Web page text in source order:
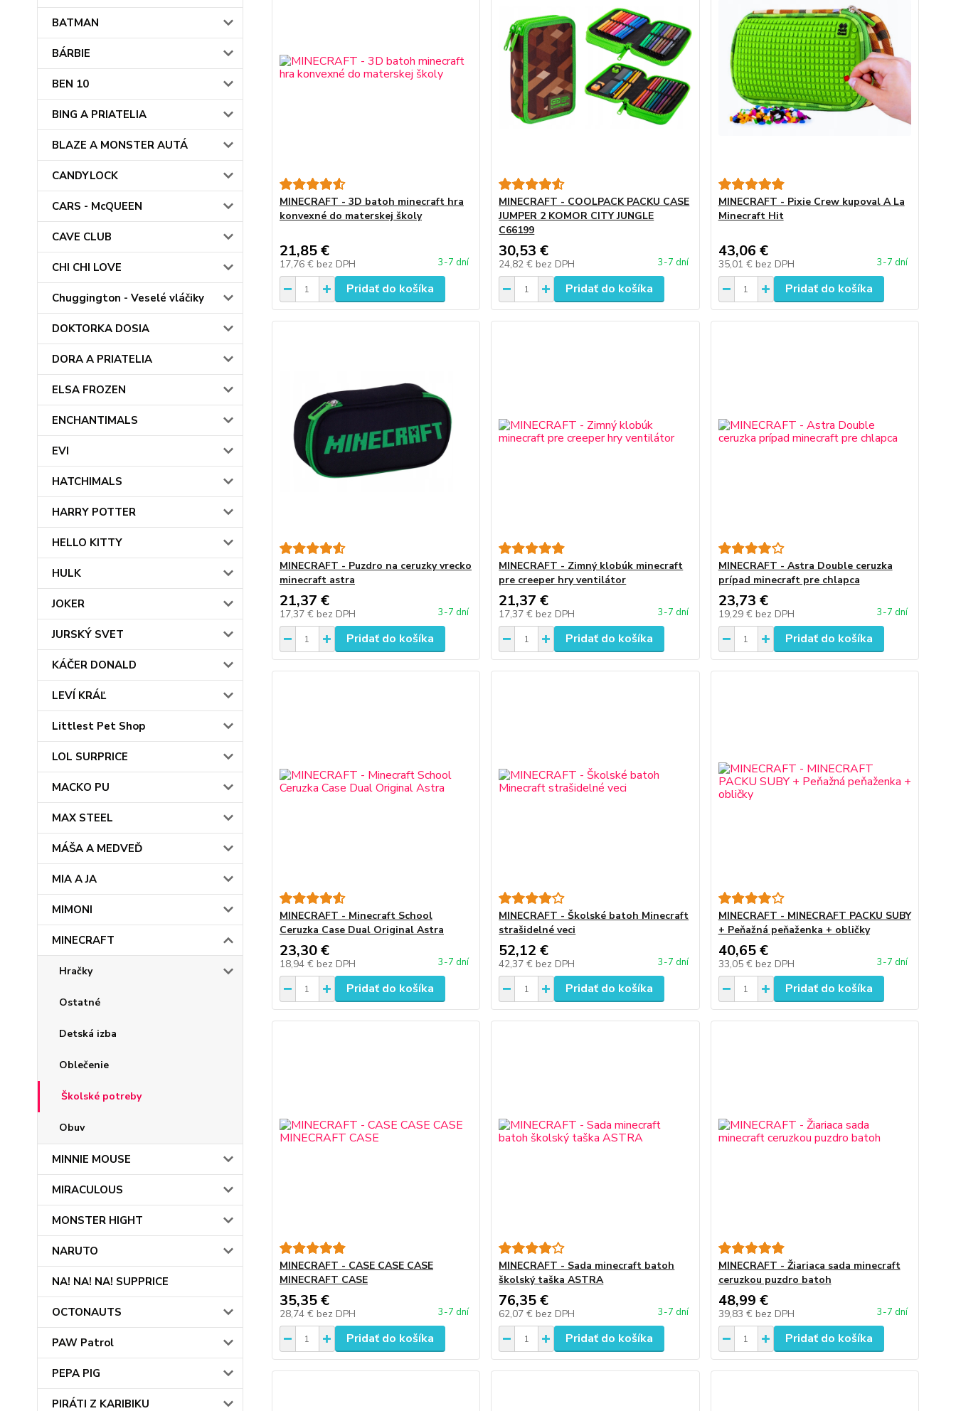
BATMAN
BÁRBIE
BEN 10
BING A PRIATELIA
BLAZE A MONSTER AUTÁ
CANDYLOCK
CARS - McQUEEN
CAVE CLUB
CHI CHI LOVE
Chuggington - Veselé vláčiky
DOKTORKA DOSIA
DORA A PRIATELIA
ELSA FROZEN
ENCHANTIMALS
EVI
HATCHIMALS
HARRY POTTER
HELLO KITTY
HULK
JOKER
JURSKÝ SVET
KÁČER DONALD
LEVÍ KRÁĽ
Littlest Pet Shop
LOL SURPRICE
MACKO PU
MAX STEEL
MÁŠA A MEDVEĎ
MIA A JA
MIMONI
MINECRAFT
Hračky
Ostatné
Detská izba
Oblečenie
Školské potreby
Obuv
MINNIE MOUSE
MIRACULOUS
MONSTER HIGHT
NARUTO
NA! NA! NA! SUPPRICE
OCTONAUTS
PAW Patrol
PEPA PIG
PIRÁTI Z KARIBIKU
MINECRAFT - 3D batoh minecraft hra
konvexné do materskej školy
21,85 €
17,76 € bez DPH 3-7 dní
Pridať do košíka
MINECRAFT - COOLPACK PACKU CASE
JUMPER 2 KOMOR CITY JUNGLE
C66199
30,53 €
24,82 € bez DPH 3-7 dní
Pridať do košíka
MINECRAFT - Pixie Crew kupoval A La
Minecraft Hit
43,06 €
35,01 € bez DPH 3-7 dní
Pridať do košíka
MINECRAFT - Puzdro na ceruzky vrecko
minecraft astra
21,37 €
17,37 € bez DPH 3-7 dní
Pridať do košíka
MINECRAFT - Zimný klobúk minecraft
pre creeper hry ventilátor
21,37 €
17,37 € bez DPH 3-7 dní
Pridať do košíka
MINECRAFT - Astra Double ceruzka
prípad minecraft pre chlapca
23,73 €
19,29 € bez DPH 3-7 dní
Pridať do košíka
MINECRAFT - Minecraft School
Ceruzka Case Dual Original Astra
23,30 €
18,94 € bez DPH 3-7 dní
Pridať do košíka
MINECRAFT - Školské batoh Minecraft
strašidelné veci
52,12 €
42,37 € bez DPH 3-7 dní
Pridať do košíka
MINECRAFT - MINECRAFT PACKU SUBY
+ Peňažná peňaženka + obličky
40,65 €
33,05 € bez DPH 3-7 dní
Pridať do košíka
MINECRAFT - CASE CASE CASE
MINECRAFT CASE
35,35 €
28,74 € bez DPH 3-7 dní
Pridať do košíka
MINECRAFT - Sada minecraft batoh
školský taška ASTRA
76,35 €
62,07 € bez DPH 3-7 dní
Pridať do košíka
MINECRAFT - Žiariaca sada minecraft
ceruzkou puzdro batoh
48,99 €
39,83 € bez DPH 3-7 dní
Pridať do košíka